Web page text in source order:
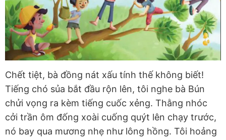
Chết tiệt, bà đồng nát xấu tính thế không biết!
Tiếng chó sủa bắt đầu rộn lên, tôi nghe bà Bún
chửi vọng ra kèm tiếng cuốc xẻng. Thằng nhóc
cởi trần ôm đống xoài cuống quýt lên chạy trước,
nó bay qua mương nhẹ như lông hồng. Tôi hoảng